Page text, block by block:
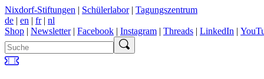
Nixdorf-Stiftungen | Schülerlabor| Tagungszentrum
de | en | fr| nl
Shop | Newsletter| Facebook | Instagram | Threads | LinkedIn |